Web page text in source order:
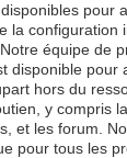
pour
la configuration
équipe de
disponible pour
hors du
y compris
et les forum.
pour tous les